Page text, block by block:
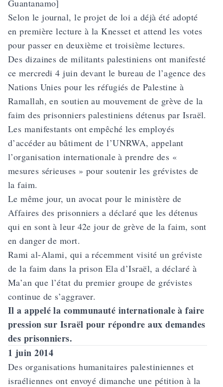
Guantanamo]
Selon le journal, le projet de loi a déjà été adopté
en première lecture à la Knesset et attend les votes
pour passer en deuxième et troisième lectures.
Des dizaines de militants palestiniens ont manifesté
ce mercredi 4 juin devant le bureau de l’agence des
Nations Unies pour les réfugiés de Palestine à
Ramallah, en soutien au mouvement de grève de la
faim des prisonniers palestiniens détenus par Israël.
Les manifestants ont empêché les employés
d’accéder au bâtiment de l’UNRWA, appelant
l’organisation internationale à prendre des «
mesures sérieuses » pour soutenir les grévistes de
la faim.
Le même jour, un avocat pour le ministère de
Affaires des prisonniers a déclaré que les détenus
qui en sont à leur 42e jour de grève de la faim, sont
en danger de mort.
Rami al-Alami, qui a récemment visité un gréviste
de la faim dans la prison Ela d’Israël, a déclaré à
Ma’an que l’état du premier groupe de grévistes
continue de s’aggraver.
Il a appelé la communauté internationale à faire
pression sur Israël pour répondre aux demandes
des prisonniers.
1 juin 2014
Des organisations humanitaires palestiniennes et
israéliennes ont envoyé dimanche une pétition à la